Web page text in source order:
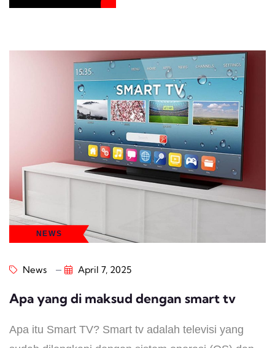
NEWS
News April 7, 2025
Apa yang di maksud dengan smart tv
Apa itu Smart TV? Smart tv adalah televisi yang